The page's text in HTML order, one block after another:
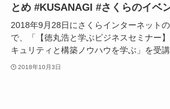
とめ #KUSANAGI #さくらのイベ
2018年9月28日にさくらインターネットの
で、「【徳丸浩と学ぶビジネスセミナー
キュリティと構築ノウハウを学ぶ」を受
2018年10月3日